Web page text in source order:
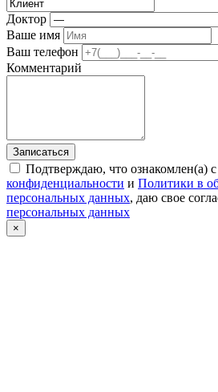
Доктор
Ваше имя
Ваш телефон
Комментарий
Записаться
Подтверждаю, что ознакомлен(а)
конфиденциальности и Политики в
персональных данных, даю свое
персональных данных
×